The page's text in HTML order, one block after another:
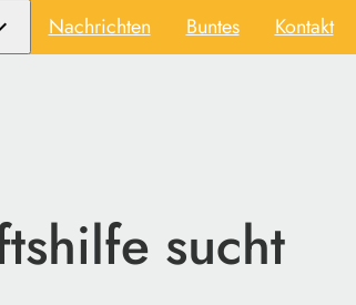
Nachrichten Buntes Kontakt
sucht